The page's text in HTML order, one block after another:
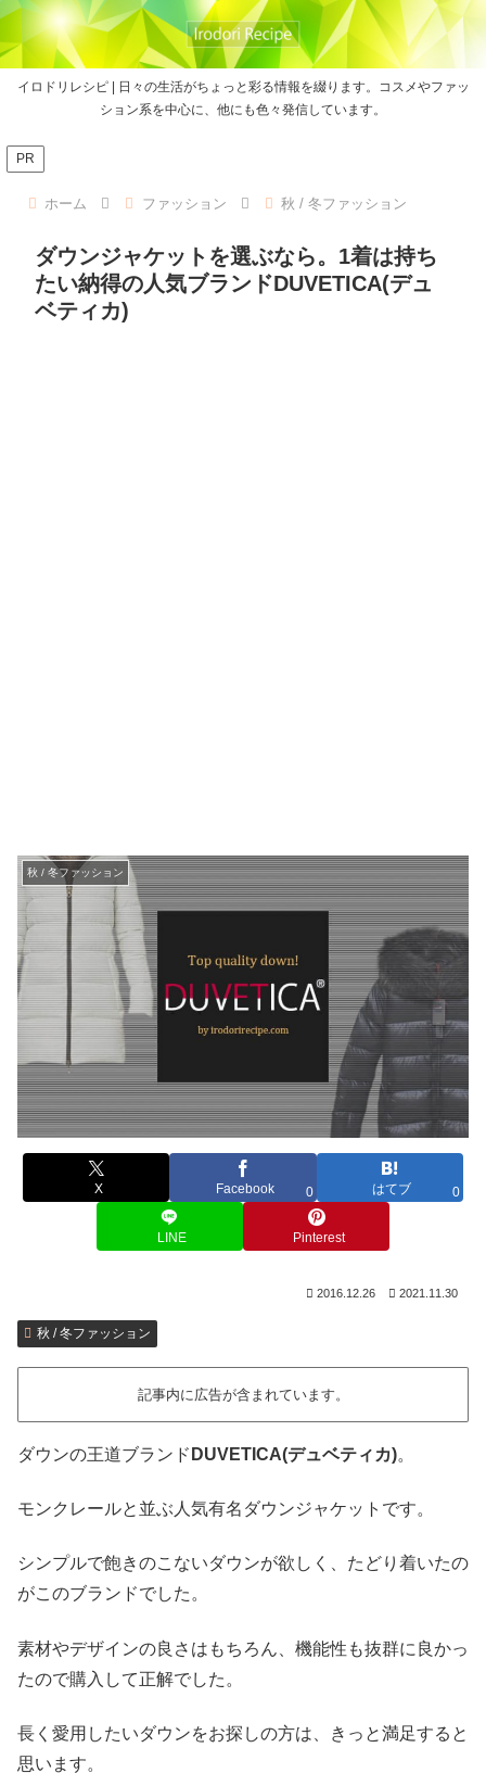
イロドリレシピ | 日々の生活がちょっと彩る情報を綴ります。コスメやファッ
ション系を中心に、他にも色々発信しています。
PR
ホーム ファッション 秋 / 冬ファッション
ダウンジャケットを選ぶなら。1着は持ち
たい納得の人気ブランドDUVETICA(デュ
ベティカ)
秋 / 冬ファッション
X Facebook 0 はてブ 0
LINE Pinterest
2016.12.26 2021.11.30
秋 / 冬ファッション
記事内に広告が含まれています。
ダウンの王道ブランド DUVETICA(デュベティカ)。
モンクレールと並ぶ人気有名ダウンジャケットです。
シンプルで飽きのこないダウンが欲しく、たどり着いたの
がこのブランドでした。
素材やデザインの良さはもちろん、機能性も抜群に良かっ
たので購入して正解でした。
長く愛用したいダウンをお探しの方は、きっと満足すると
思います。